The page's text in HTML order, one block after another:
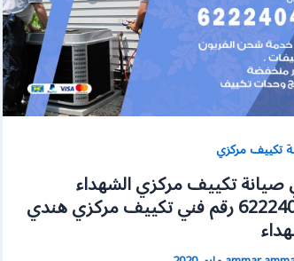
تكييف مركزي
صيانة تكييف مركزي الشهداء
62224041 رقم فني تكييف مركزي هندي